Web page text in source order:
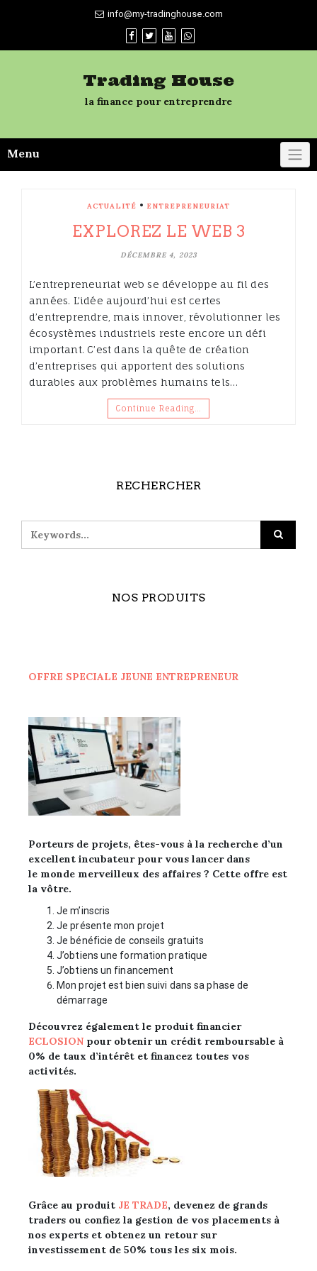
info@my-tradinghouse.com
Trading House
la finance pour entreprendre
Menu
ACTUALITÉ • ENTREPRENEURIAT
EXPLOREZ LE WEB 3
DÉCEMBRE 4, 2023
L’entrepreneuriat web se développe au fil des
années. L’idée aujourd’hui est certes
d’entreprendre, mais innover, révolutionner les
écosystèmes industriels reste encore un défi
important. C’est dans la quête de création
d’entreprises qui apportent des solutions
durables aux problèmes humains tels…
Continue Reading…
RECHERCHER
NOS PRODUITS
OFFRE SPECIALE JEUNE ENTREPRENEUR
Porteurs de projets, êtes-vous à la recherche d’un
excellent incubateur pour vous lancer dans
le monde merveilleux des affaires ? Cette offre est
la vôtre.
Je m’inscris
Je présente mon projet
Je bénéficie de conseils gratuits
J’obtiens une formation pratique
J’obtiens un financement
Mon projet est bien suivi dans sa phase de
démarrage
Découvrez également le produit financier
ECLOSION pour obtenir un crédit remboursable à
0% de taux d’intérêt et financez toutes vos
activités.
Grâce au produit JE TRADE, devenez de grands
traders ou confiez la gestion de vos placements à
nos experts et obtenez un retour sur
investissement de 50% tous les six mois.